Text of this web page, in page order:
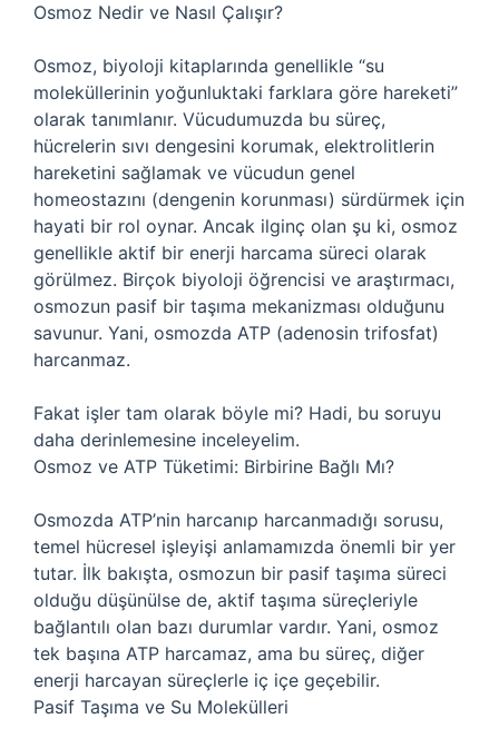
Osmoz Nedir ve Nasıl Çalışır?
Osmoz, biyoloji kitaplarında genellikle “su
moleküllerinin yoğunluktaki farklara göre hareketi”
olarak tanımlanır. Vücudumuzda bu süreç,
hücrelerin sıvı dengesini korumak, elektrolitlerin
hareketini sağlamak ve vücudun genel
homeostazını (dengenin korunması) sürdürmek için
hayati bir rol oynar. Ancak ilginç olan şu ki, osmoz
genellikle aktif bir enerji harcama süreci olarak
görülmez. Birçok biyoloji öğrencisi ve araştırmacı,
osmozun pasif bir taşıma mekanizması olduğunu
savunur. Yani, osmozda ATP (adenosin trifosfat)
harcanmaz.
Fakat işler tam olarak böyle mi? Hadi, bu soruyu
daha derinlemesine inceleyelim.
Osmoz ve ATP Tüketimi: Birbirine Bağlı Mı?
Osmozda ATP’nin harcanıp harcanmadığı sorusu,
temel hücresel işleyişi anlamamızda önemli bir yer
tutar. İlk bakışta, osmozun bir pasif taşıma süreci
olduğu düşünülse de, aktif taşıma süreçleriyle
bağlantılı olan bazı durumlar vardır. Yani, osmoz
tek başına ATP harcamaz, ama bu süreç, diğer
enerji harcayan süreçlerle iç içe geçebilir.
Pasif Taşıma ve Su Molekülleri